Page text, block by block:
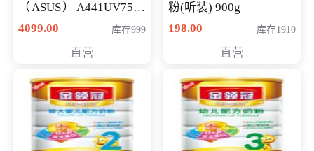
（ASUS）A441UV7500
顽石（7代i7-7500U 4G
4099.00 库存999
直营
粉(听装) 900g
198.00
库存1910
直营